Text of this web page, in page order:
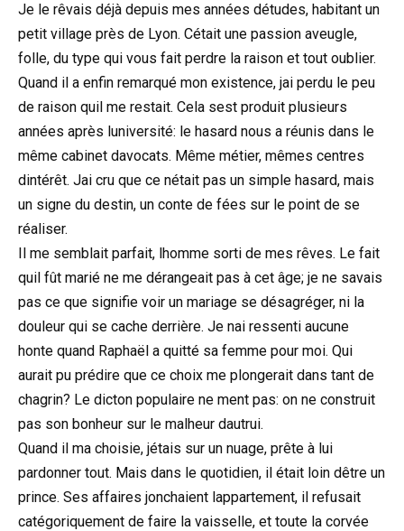
Je le rêvais déjà depuis mes années détudes, habitant un
petit village près de Lyon. Cétait une passion aveugle,
folle, du type qui vous fait perdre la raison et tout oublier.
Quand il a enfin remarqué mon existence, jai perdu le peu
de raison quil me restait. Cela sest produit plusieurs
années après luniversité: le hasard nous a réunis dans le
même cabinet davocats. Même métier, mêmes centres
dintérêt. Jai cru que ce nétait pas un simple hasard, mais
un signe du destin, un conte de fées sur le point de se
réaliser.
Il me semblait parfait, lhomme sorti de mes rêves. Le fait
quil fût marié ne me dérangeait pas à cet âge; je ne savais
pas ce que signifie voir un mariage se désagréger, ni la
douleur qui se cache derrière. Je nai ressenti aucune
honte quand Raphaël a quitté sa femme pour moi. Qui
aurait pu prédire que ce choix me plongerait dans tant de
chagrin? Le dicton populaire ne ment pas: on ne construit
pas son bonheur sur le malheur dautrui.
Quand il ma choisie, jétais sur un nuage, prête à lui
pardonner tout. Mais dans le quotidien, il était loin dêtre un
prince. Ses affaires jonchaient lappartement, il refusait
catégoriquement de faire la vaisselle, et toute la corvée